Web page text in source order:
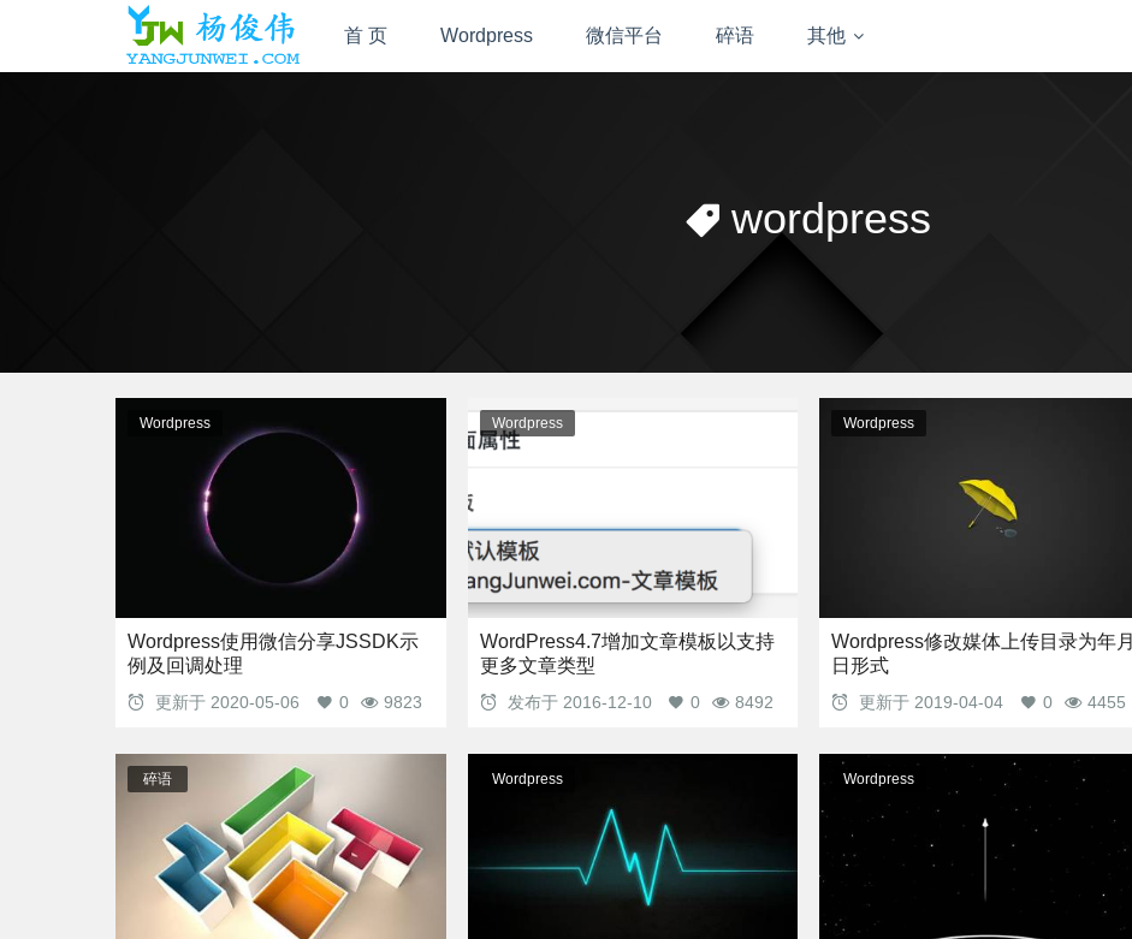
首 页 Wordpress 微信平台 碎语 其他
wordpress
Wordpress
Wordpress使用微信分享JSSDK示
例及回调处理
更新于 2020-05-06 9823
0
Wordpress
WordPress4.7增加文章模板以支持
更多文章类型
发布于 2016-12-10 8492
0
Wordpress
Wordpress修改媒体上传目录为年月
日形式
更新于 2019-04-04 4455
0
碎语 Wordpress Wordpress